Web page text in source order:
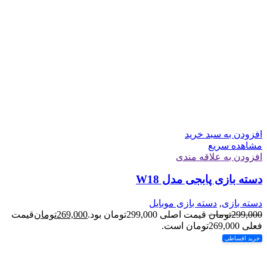
افزودن به سبد خرید
مشاهده سریع
افزودن به علاقه مندی
دسته بازی پابجی مدل W18
دسته بازی, دسته بازی موبایل
299,000تومان قیمت اصلی 299,000تومان بود. 269,000تومانقیمت
فعلی 269,000تومان است.
خرید اقساطی